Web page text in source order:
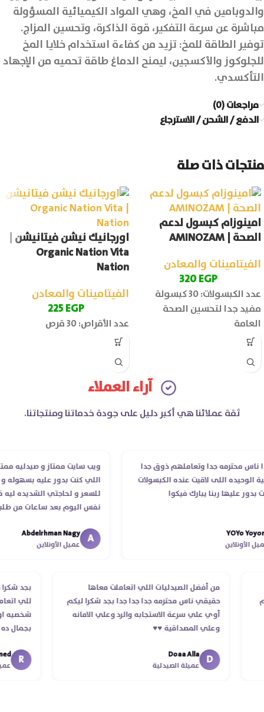
والدوبامين في المخ، وهي المواد الكيميائية المسؤولة
مباشرة عن سرعة التفكير، قوة الذاكرة، وتحسين المزاج.
توفير الطاقة للمخ: تزيد من كفاءة استخدام خلايا المخ
للجلوكوز والأكسجين، ليمنح الدماغ طاقة تحميه من الإجهاد
التأكسدي.
مراجعات (0)
الدفع / الشحن / الاسترجاع
منتجات ذات صلة
امينوزام كبسول لدعم
الصحة | AMINOZAM
الفيتامينات والمعادن
320EGP
عدد الكبسولات: 30 كبسولة
مفيد جدا لتحسين الصحة
العامة
اورجانيك نيشن فيتانيشن |
Organic Nation Vita
Nation
الفيتامينات والمعادن
225EGP
عدد الأقراص: 30 قرص
آراء العملاء
ثقة عملائنا هي أكبر دليل على جودة خدماتنا ومنتجاتنا.
محترمه جدا وتعاملهم ذوق جدا
اللى لاقيت عنده الكبسولات
عليها ربنا يبارك فيكوا
YOYo
ويب سايت ممتاز و صيدليه ممتازه
اللي كنت بدور عليه بسهوله و من
للسعر و لحاجتي الشديده ليه
نفس اليوم بعد ساعات من طلبي
انتهاء موعد عمله ..فضل يتابع
استلمت ..شكرا جزيلا ليكم
A
Abdelrhman Nagy
عميل الأونلاين
من أفضل الصيدليات اللي اتعاملت معاها
حقيقي ناس محترمه جدا جدا جدا بجد شكرا ليكم
أوي علي سرعة الاستجابه والرد وعلي الامانه
وعلي المصداقية ♥️♥️‏
D
Doaa Alla
عميلة الصيدلية
بجد
للي
R